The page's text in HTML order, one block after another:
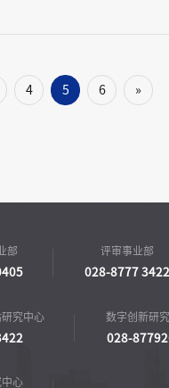
4 5 6 »
部 评审事业部
028-8777 3422
究中心 数字创新研
028-
心